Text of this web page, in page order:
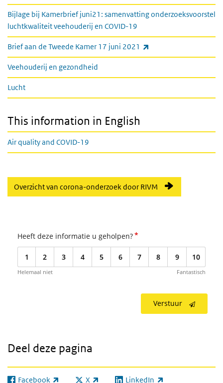
Bijlage bij Kamerbrief juni21: samenvatting onderzoeksvoorstel
luchtkwaliteit veehouderij en COVID-19
Brief aan de Tweede Kamer 17 juni 2021
Veehouderij en gezondheid
Lucht
This information in English
Air quality and COVID-19
Overzicht van corona-onderzoek door RIVM
Heeft deze informatie u geholpen?*
1 2 3 4 5 6 7 8 9 10
Helemaal niet Fantastisch
Verstuur
Deel deze pagina
Facebook X LinkedIn